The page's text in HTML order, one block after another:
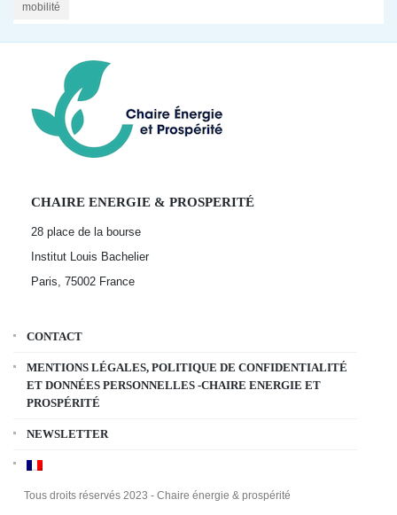
mobilité
CHAIRE ENERGIE & PROSPERITÉ
28 place de la bourse
Institut Louis Bachelier
Paris, 75002 France
CONTACT
MENTIONS LÉGALES, POLITIQUE DE CONFIDENTIALITÉ
ET DONNÉES PERSONNELLES -CHAIRE ENERGIE ET
PROSPÉRITÉ
NEWSLETTER
Tous droits réservés 2023 - Chaire énergie & prospérité